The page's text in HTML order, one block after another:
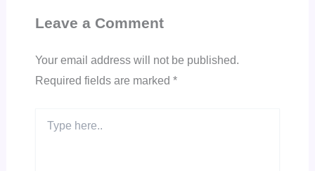
Leave a Comment
Your email address will not be published.
Required fields are marked *
here..